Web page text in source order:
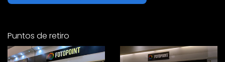
Puntos de retiro